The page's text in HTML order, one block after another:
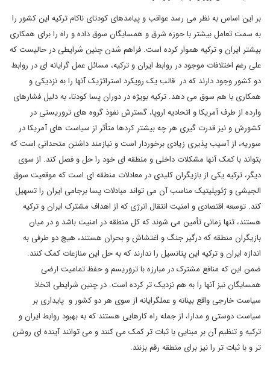
بر این اساس به نظر می رسد عواقب و پیامدهای کودتای ناکام ترکیه این کشور را
به سمت تعامل بیشتر با حوزه شرق و همسایگان سوق داده و راه را برای همکاری
بیشتر ایران و ترکیه هموار کرده است. فراهم شدن چنین شرایطی در حالیست که
علی رغم اختلافات موجود در روابط ایران و ترکیه، مسائل عمل گرایانه ای در روابط
دو کشور وجود دارند که در قالب یک رویکرد استراتژیک آنها را به نزدیکی و
همکاری با هم سوق می دهد. ترکیه بویژه در دوران پسا کودتا، به دلیل فشارهای
وارده از طرف آمریکا و اتحادیه اروپا، گسترش نفوذ گروه های تروریستی در
کشورش و نیز قدرت گیری هر چه بیشتر کردها متأثر از سیاست های آمریکا در
سوریه، از آسیب پذیری زیادی برخوردار است و نیازمند داشتن متحدانی است که
بتواند با کمک آنها مشکلات داخلی و منطقه ای خود را حل و فصل کند. از سوی
دیگر، ترکیه یکی از بازیگران کلیدی در معادلات منطقه ای است که موقعیت سوق
الجیشی و ژئوپلیتیک مناسب آن می تواند مبادلات پسا برجامی ایران را تسهیل
کند. توسعه اقتصادی و امنیت انتقال انرژی که از اهداف مشترک ایران و ترکیه
هستند، تنها زمانی تأمین می شوند که کل منطقه در امنیت باشد و در میان
بازیگران منطقه که درگیر جنگ و اغتشاش و بحران هستند، هیچ دو طرفی به
اندازه ایران و ترکیه این پتانسیل را ندارند که به حل این منازعات کمک کنند.
ضمن این که منافع مشترک در مبارزه با تروریسم و حفظ تمامیت ارضی
همسایگان نیز آنها را به هم نزدیک تر کرده است. در چنین شرایطی اتخاذ
سیاست خارجی واقع بینانه و عملگرایانه از سوی هر دو کشور و پایداری بر
سیاست دوستی و مدارا، از جمله راه کارهایی هستند که به بهبود روابط ایران و
ترکیه و تنظیم آن بر مبنایی با ثبات تر کمک می کنند و می توانند آینده ای روشن
تر و با ثبات تر را نیز برای منطقه رقم بزنند.